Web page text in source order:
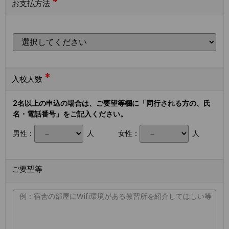
お支払方法
入校人数 *
2名以上の申込の場合は、ご要望等欄に「同行される方の、氏
名・電話番号」をご記入ください。
男性：
人 女性： 人
ご要望等